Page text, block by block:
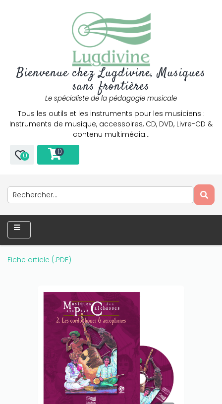
Bienvenue chez Lugdivine, Musiques
sans frontières
Le spécialiste de la pédagogie musicale
Tous les outils et les instruments pour les musiciens :
Instruments de musique, accessoires, CD, DVD, Livre-CD &
contenu multimédia…
0 0
Fiche article (.PDF)